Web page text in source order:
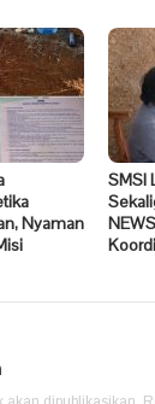
Nyaman
SMSI